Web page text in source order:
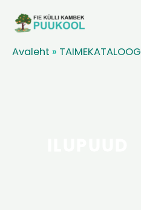
Avaleht » TAIMEKATALOOG